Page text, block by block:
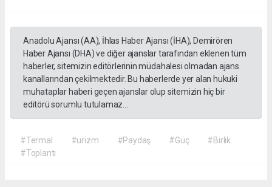
Anadolu Ajansı (AA), İhlas Haber Ajansı (İHA), Demirören
Haber Ajansı (DHA) ve diğer ajanslar tarafından eklenen tüm
haberler, sitemizin editörlerinin müdahalesi olmadan ajans
kanallarından çekilmektedir. Bu haberlerde yer alan hukuki
muhataplar haberi geçen ajanslar olup sitemizin hiç bir
editörü sorumlu tutulamaz...
#Termal #urizm #Paydaş #Güç
#Birlik
#Toplantı